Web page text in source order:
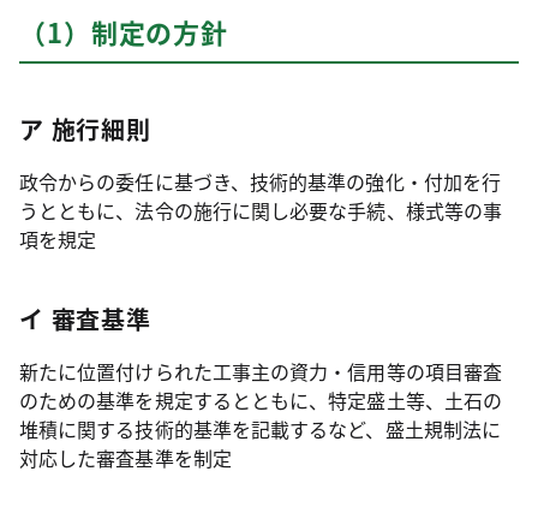
（1）制定の方針
ア 施行細則
政令からの委任に基づき、技術的基準の強化・付加を行
うとともに、法令の施行に関し必要な手続、様式等の事
項を規定
イ 審査基準
新たに位置付けられた工事主の資力・信用等の項目審査
のための基準を規定するとともに、特定盛土等、土石の
堆積に関する技術的基準を記載するなど、盛土規制法に
対応した審査基準を制定